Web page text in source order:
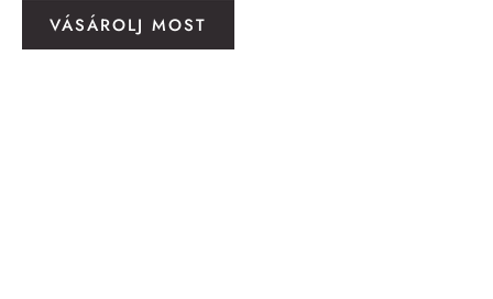
VÁSÁROLJ MOST